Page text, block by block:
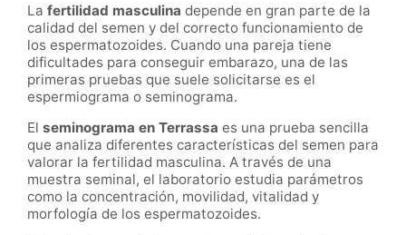
La fertilidad masculina depende en gran parte de la
calidad del semen y del correcto funcionamiento de
los espermatozoides. Cuando una pareja tiene
dificultades para conseguir embarazo, una de las
primeras pruebas que suele solicitarse es el
espermiograma o seminograma.
El seminograma en Terrassa es una prueba sencilla
que analiza diferentes características del semen para
valorar la fertilidad masculina. A través de una
muestra seminal, el laboratorio estudia parámetros
como la concentración, movilidad, vitalidad y
morfología de los espermatozoides.